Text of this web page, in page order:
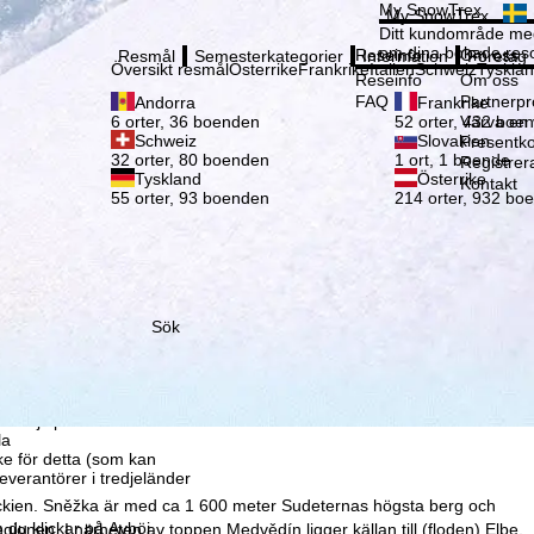
för detta (som kan
i tredjeländer
du klickar påAvböj
Registrering
My SnowTrex
My SnowTrex
Ditt kundområde
om dina bokade
Resmål
Översikt resmålÖsterrikeFrankrikeItalienSchweiz
Andorra
6 orter, 36 boenden
Frankrike
52 orter, 432
Schweiz
32 orter, 80 boenden
Slovakien
1 ort, 1 boende
Tyskland
55 orter, 93 boenden
Österrike
214 orter, 932
Semesterkategorier Information
Reseinfo
Reseinfo
FAQ
Företag
Om oss
Om oss
Värva en
Kontakt
Sök
Sněžka är med ca 1 600 meter Sudeternas högsta berg och
I närheten av toppen Medvědín ligger källan till (floden) Elbe,